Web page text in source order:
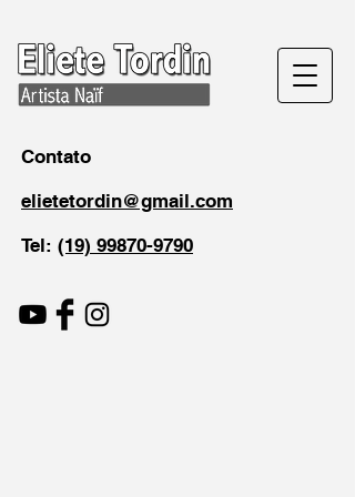
Contato
elietetordin@gmail.com
Tel: (19) 99870-9790